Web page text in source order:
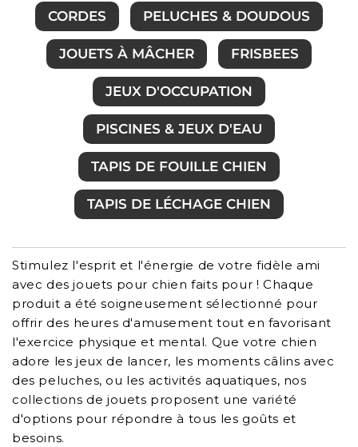
CORDES PELUCHES & DOUDOUS
JOUETS À MÂCHER FRISBEES
JEUX D'OCCUPATION
PISCINES & JEUX D'EAU
TAPIS DE FOUILLE CHIEN
TAPIS DE LÉCHAGE CHIEN
Stimulez l'esprit et l'énergie de votre fidèle ami
avec des jouets pour chien faits pour ! Chaque
produit a été soigneusement sélectionné pour
offrir des heures d'amusement tout en favorisant
l'exercice physique et mental. Que votre chien
adore les jeux de lancer, les moments câlins avec
des peluches, ou les activités aquatiques, nos
collections de jouets proposent une variété
d'options pour répondre à tous les goûts et
besoins.